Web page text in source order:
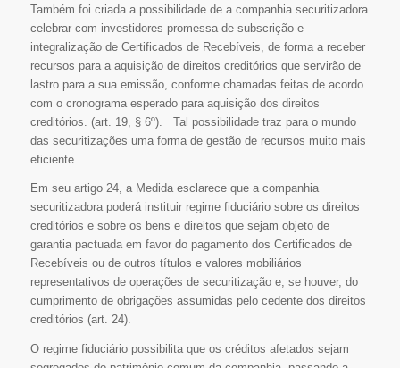
Também foi criada a possibilidade de a companhia securitizadora
celebrar com investidores promessa de subscrição e
integralização de Certificados de Recebíveis, de forma a receber
recursos para a aquisição de direitos creditórios que servirão de
lastro para a sua emissão, conforme chamadas feitas de acordo
com o cronograma esperado para aquisição dos direitos
creditórios. (art. 19, § 6º). Tal possibilidade traz para o mundo
das securitizações uma forma de gestão de recursos muito mais
eficiente.
Em seu artigo 24, a Medida esclarece que a companhia
securitizadora poderá instituir regime fiduciário sobre os direitos
creditórios e sobre os bens e direitos que sejam objeto de
garantia pactuada em favor do pagamento dos Certificados de
Recebíveis ou de outros títulos e valores mobiliários
representativos de operações de securitização e, se houver, do
cumprimento de obrigações assumidas pelo cedente dos direitos
creditórios (art. 24).
O regime fiduciário possibilita que os créditos afetados sejam